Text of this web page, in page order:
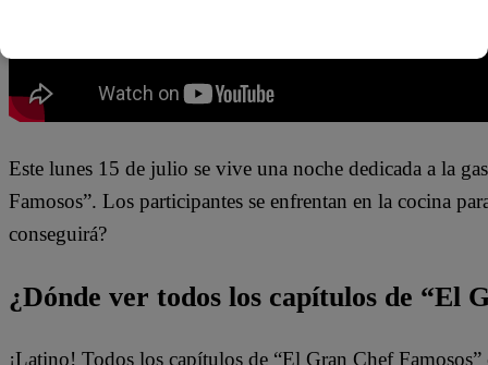
Este lunes 15 de julio se vive una noche dedicada a la
Famosos”. Los participantes se enfrentan en la cocina
conseguirá?
¿Dónde ver todos los capítulos de “El
¡Latino! Todos los capítulos de “El Gran Chef